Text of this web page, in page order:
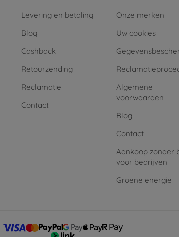
Levering en betaling
Blog
Cashback
Retourzending
Reclamatie
Contact
Onze merken
Uw cookies
Algemene
voorwaarden
Blog
Contact
Aankoop zonder
voor bedrijven
Groene energie